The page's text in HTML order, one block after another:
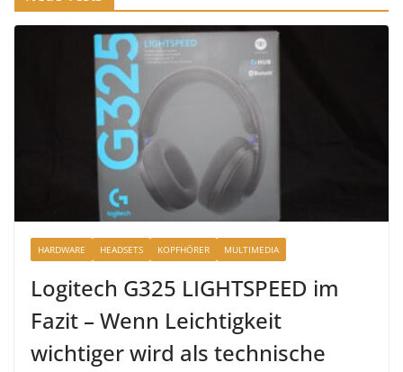
HARDWARE HEADSETS KOPFHÖRER MULTIMEDIA
Logitech G325 LIGHTSPEED im
Fazit – Wenn Leichtigkeit
wichtiger wird als technische